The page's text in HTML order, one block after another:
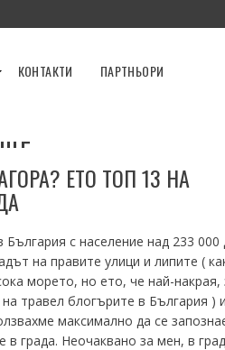
КОНТАКТИ ПАРТНЬОРИ
ЕТО ТОП 13 НА
с население над 233 000
на правите улици и липите (
морето, но ето, че най-накрая,
травел блогърите в България )
максимално да се
града. Неочаквано за мен, в